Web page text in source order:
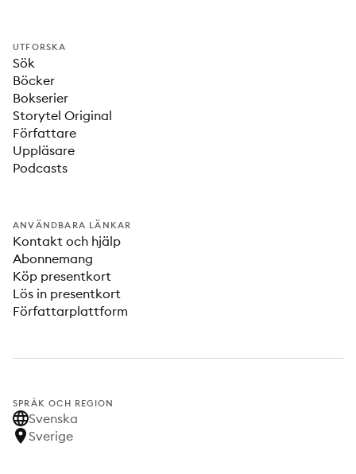
UTFORSKA
Sök
Böcker
Bokserier
Storytel Original
Författare
Uppläsare
Podcasts
ANVÄNDBARA LÄNKAR
Kontakt och hjälp
Abonnemang
Köp presentkort
Lös in presentkort
Författarplattform
SPRÅK OCH REGION
Svenska
Sverige